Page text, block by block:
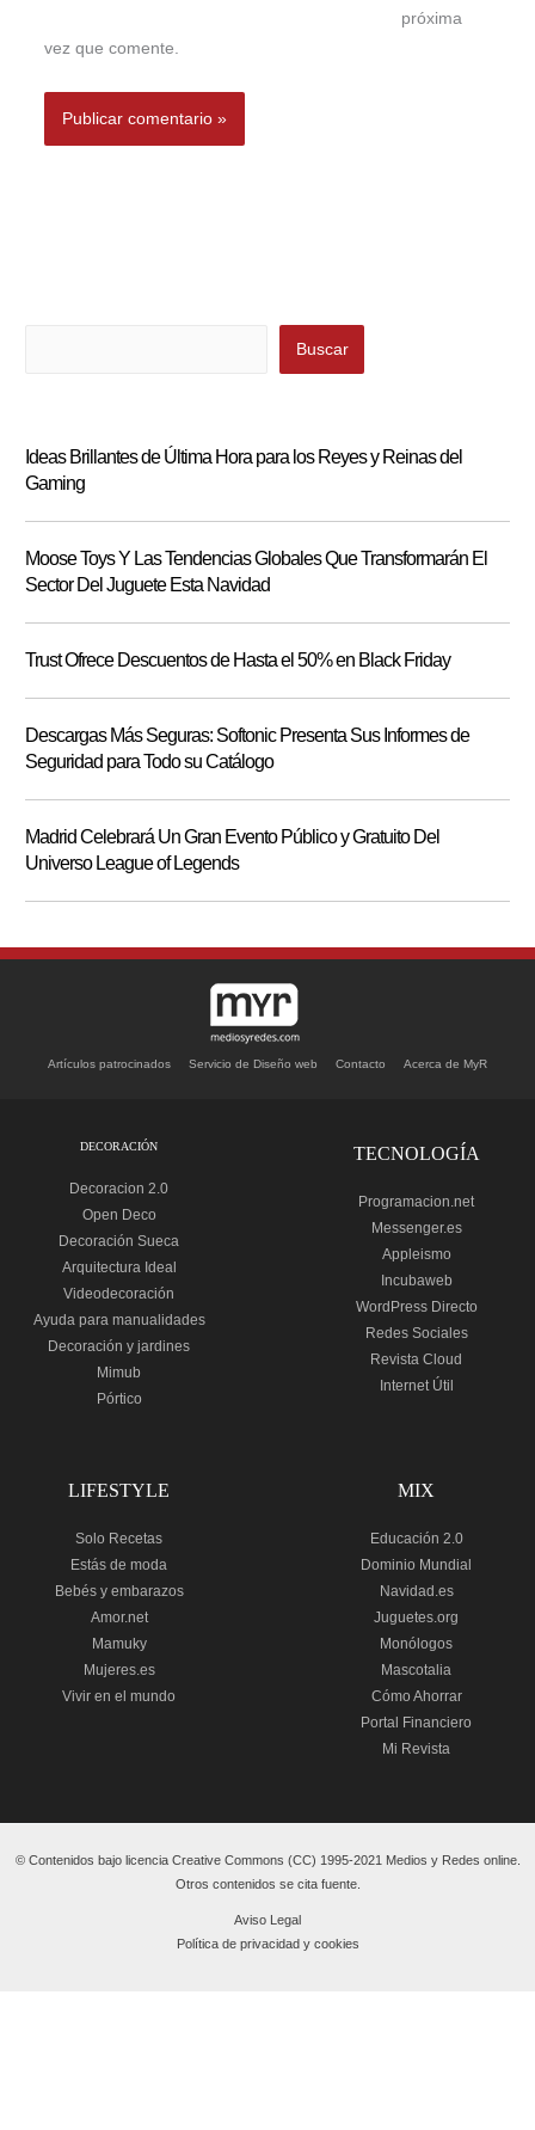
próxima
vez que comente.
Buscar
Ideas Brillantes de Última Hora para los Reyes y Reinas del
Gaming
Moose Toys Y Las Tendencias Globales Que Transformarán El
Sector Del Juguete Esta Navidad
Trust Ofrece Descuentos de Hasta el 50% en Black Friday
Descargas Más Seguras: Softonic Presenta Sus Informes de
Seguridad para Todo su Catálogo
Madrid Celebrará Un Gran Evento Público y Gratuito Del
Universo League of Legends
Artículos patrocinados Servicio de Diseño web Contacto Acerca de MyR
DECORACIÓN
Decoracion 2.0
Open Deco
Decoración Sueca
Arquitectura Ideal
Videodecoración
Ayuda para manualidades
Decoración y jardines
Mimub
Pórtico
TECNOLOGÍA
Programacion.net
Messenger.es
Appleismo
Incubaweb
WordPress Directo
Redes Sociales
Revista Cloud
Internet Útil
LIFESTYLE
Solo Recetas
Estás de moda
Bebés y embarazos
Amor.net
Mamuky
Mujeres.es
Vivir en el mundo
MIX
Educación 2.0
Dominio Mundial
Navidad.es
Juguetes.org
Monólogos
Mascotalia
Cómo Ahorrar
Portal Financiero
Mi Revista
© Contenidos bajo licencia Creative Commons (CC) 1995-2021 Medios y Redes online.
Otros contenidos se cita fuente.
Aviso Legal
Política de privacidad y cookies